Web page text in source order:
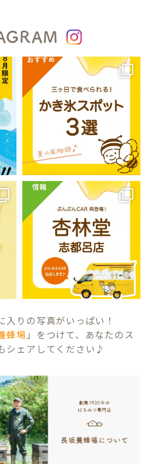
入りの写真がいっぱい！
蜂場 」をつけて、あなたのス
シェアしてください♪